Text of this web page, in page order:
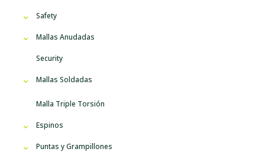
Safety
Mallas Anudadas
Security
Mallas Soldadas
Malla Triple Torsión
Espinos
Puntas y Grampillones